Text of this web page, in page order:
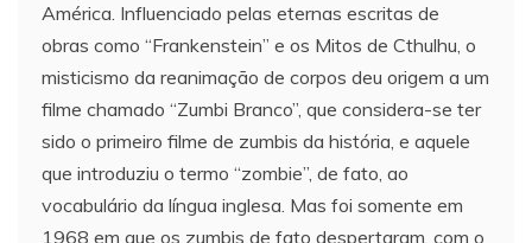
América. Influenciado pelas eternas escritas de
obras como “Frankenstein” e os Mitos de Cthulhu, o
misticismo da reanimação de corpos deu origem a um
filme chamado “Zumbi Branco”, que considera-se ter
sido o primeiro filme de zumbis da história, e aquele
que introduziu o termo “zombie”, de fato, ao
vocabulário da língua inglesa. Mas foi somente em
1968 em que os zumbis de fato despertaram, com o